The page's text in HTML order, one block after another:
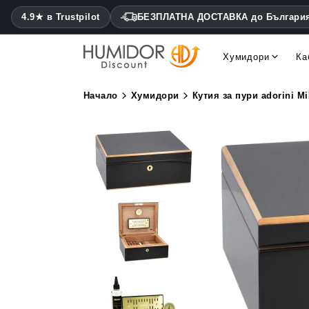
4.9★ в Trustpilot БЕЗПЛАТНА ДОСТАВКА до
Хумидори
Начало Хумидори Кутия за пури adorini